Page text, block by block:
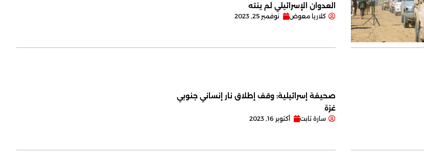
العدوان الإسرائيلي لم ينته
كلاريا معوض نوفمبر 25, 2023
صحيفة إسرائيلية: وقف إطلاق نار إنساني جنوبي
غزة
سارة تابت أكتوبر 16, 2023